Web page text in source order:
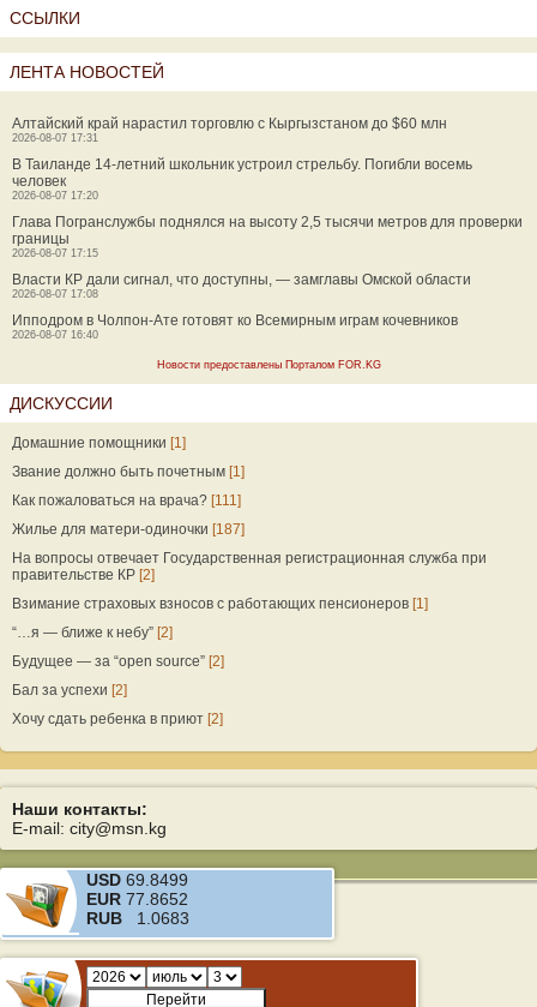
ССЫЛКИ
ЛЕНТА НОВОСТЕЙ
Алтайский край нарастил торговлю с Кыргызстаном до $60 млн
2026-08-07 17:31
В Таиланде 14-летний школьник устроил стрельбу. Погибли восемь
человек
2026-08-07 17:20
Глава Погранслужбы поднялся на высоту 2,5 тысячи метров для проверки
границы
2026-08-07 17:15
Власти КР дали сигнал, что доступны, — замглавы Омской области
2026-08-07 17:08
Ипподром в Чолпон-Ате готовят ко Всемирным играм кочевников
2026-08-07 16:40
Новости предоставлены Порталом FOR.KG
ДИСКУССИИ
Домашние помощники [1]
Звание должно быть почетным [1]
Как пожаловаться на врача? [111]
Жилье для матери-одиночки [187]
На вопросы отвечает Государственная регистрационная служба при
правительстве КР [2]
Взимание страховых взносов с работающих пенсионеров [1]
“…я — ближе к небу” [2]
Будущее — за “open source” [2]
Бал за успехи [2]
Хочу сдать ребенка в приют [2]
Наши контакты:
E-mail: city@msn.kg
USD 69.8499
EUR 77.8652
RUB 1.0683